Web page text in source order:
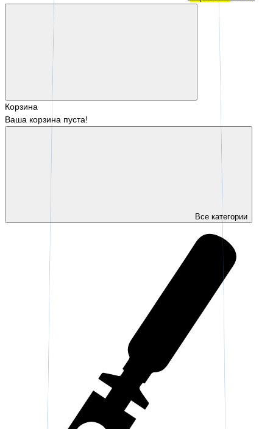
Корзина
Ваша корзина пуста!
Все категории